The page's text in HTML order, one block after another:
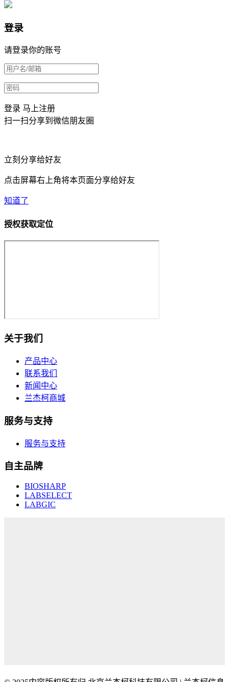
登录
请登录你的账号
登录 马上注册
扫一扫分享到微信朋友圈
立刻分享给好友
点击屏幕右上角将本页面分享给好友
知道了
授权获取定位
关于我们
产品中心
联系我们
新闻中心
兰杰柯商城
服务与支持
服务与支持
自主品牌
BIOSHARP
LABSELECT
LABGIC